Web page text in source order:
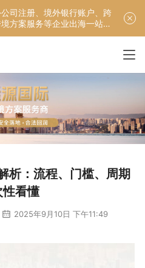
司注册、境外银行账户、跨
方案服务等企业出海一站式
析：流程、门槛、周期
性看懂
2025年9月10日 下午11:49